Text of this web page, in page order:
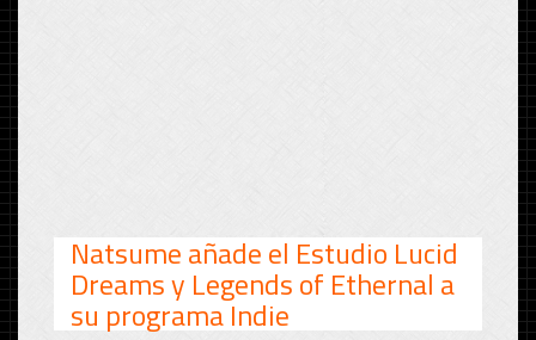
Natsume añade el Estudio Lucid
Dreams y Legends of Ethernal a
su programa Indie